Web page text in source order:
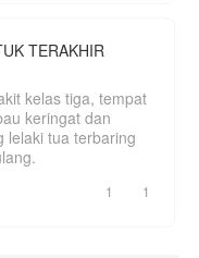
TERAKHIR
kelas tiga, tempat
keringat dan
lelaki tua terbaring
1 1